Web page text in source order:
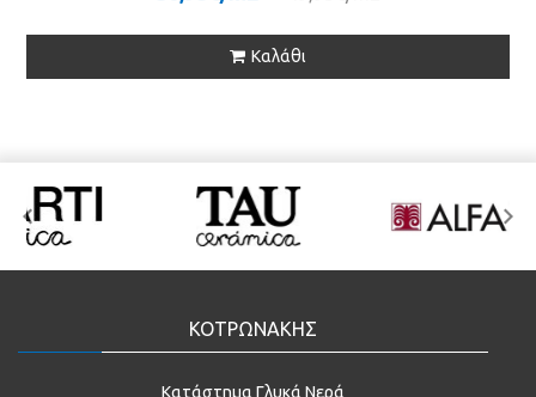
Καλάθι
ΚΟΤΡΩΝΑΚΗΣ
Κατάστημα Γλυκά Νερά